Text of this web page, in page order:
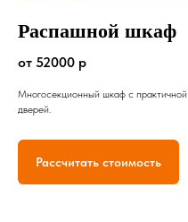
Распашной шкаф
от 52000 р
Многосекционный шкаф с
дверей.
Рассчитать стоимость